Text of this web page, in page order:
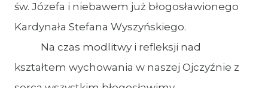
św. Józefa i niebawem już błogosławionego
Kardynała Stefana Wyszyńskiego.
Na czas modlitwy i refleksji nad
kształtem wychowania w naszej Ojczyźnie z